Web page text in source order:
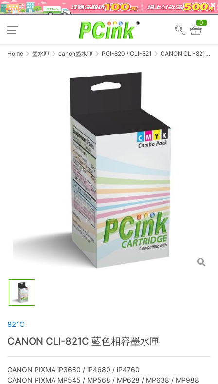
0
Home 墨水匣 canon墨水匣 PGI-820 / CLI-821
CANON CLI-821C
821C
CANON CLI-821C 藍色相容墨水匣
CANON PIXMA iP3680 / iP4680 / iP4760
CANON PIXMA MP545 / MP568 / MP628 / MP638 / MP988